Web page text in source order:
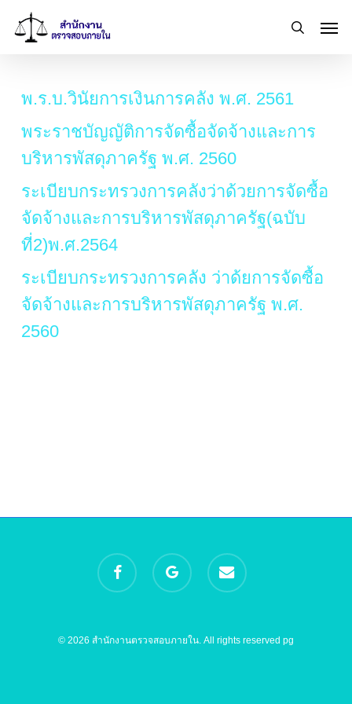
search
พ.ร.บ.วินัยการเงินการคลัง พ.ศ. 2561
พระราชบัญญัติการจัดซื้อจัดจ้างและการ
บริหารพัสดุภาครัฐ พ.ศ. 2560
ระเบียบกระทรวงการคลังว่าด้วยการจัดซื้อ
จัดจ้างและการบริหารพัสดุภาครัฐ(ฉบับ
ที่2)พ.ศ.2564
ระเบียบกระทรวงการคลัง ว่าด้ยการจัดซื้อ
จัดจ้างและการบริหารพัสดุภาครัฐ พ.ศ.
2560
facebook
google-
plus
email
© 2026 สำนักงานตรวจสอบภายใน. All rights reserved pg